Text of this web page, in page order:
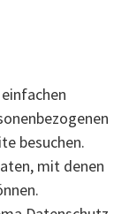
besuchen.
mit denen